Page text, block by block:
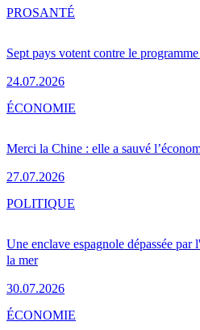
Sept pays votent contre le
24.07.2026
PROSANTÉ
Merci la Chine : elle a sauvé
27.07.2026
ÉCONOMIE
Une enclave espagnole dépassée
la mer
30.07.2026
POLITIQUE
ÉCONOMIE